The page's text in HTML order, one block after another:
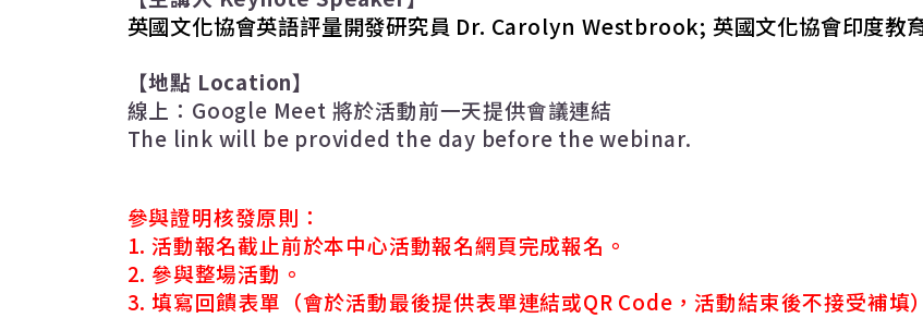
英國文化協會英語評量開發研究員 Dr. Carolyn Westbrook; 英國文化協會印度教
【地點 Location】
線上 ： Google Meet 將於活動前一天提供會議連結
The link will be provided the day before the webinar.
參與證明核發原則：
1. 活動報名截止前於本中心活動報名網頁完成報名。
2. 參與整場活動。
3. 填寫回饋表單（會於活動最後提供表單連結或QR Code ，活動結束後不接受補填